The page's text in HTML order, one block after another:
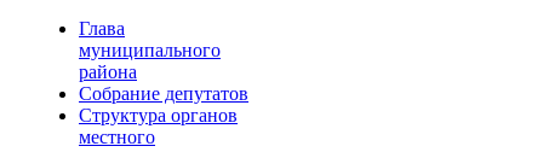
Глава
муниципального
района
Собрание депутатов
Структура органов
местного